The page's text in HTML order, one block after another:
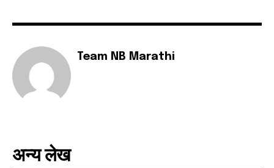
Team NB Marathi
अन्य लेख